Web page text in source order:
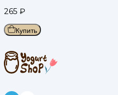
265 ₽
Купить